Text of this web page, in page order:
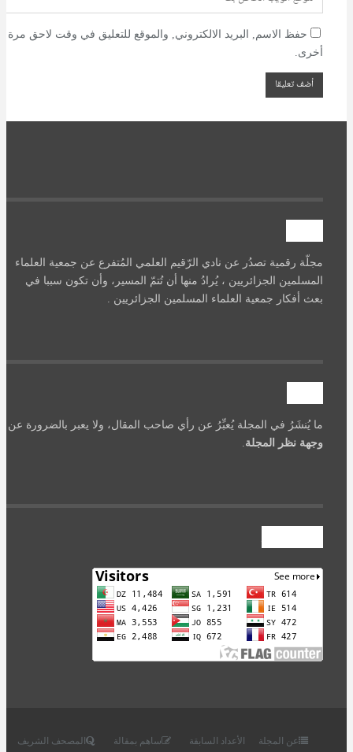
حفظ الاسم, البريد الالكتروني, والموقع للتعليق في وقت لاحق مرة
أخرى.
مجلّة رقمية تصدُر عن نادي الرّقيم العلمي المُتفرع عن جمعية العلماء
المسلمين الجزائريين ، يُرادُ منها أن تُتمّ المسير، وأن تكون سببا في
بعث أفكار جمعية العلماء المسلمين الجزائريين .
ما يُنشَرُ في المجلة يُعبِّرُ عن رأي صاحب المقال، ولا يعبر بالضرورة عن
وجهة نظر المجلة.
عن المجلة الأعداد السابقة ساهم بمقالة المصحف الشريف